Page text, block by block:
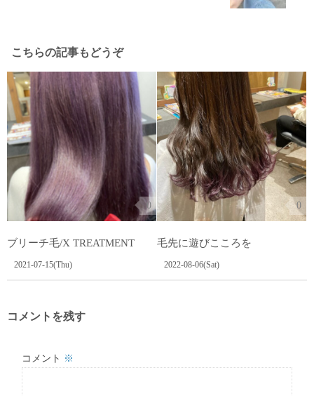
こちらの記事もどうぞ
0
ブリーチ毛/X TREATMENT
2021-07-15(Thu)
0
毛先に遊びこころを️
2022-08-06(Sat)
コメントを残す
コメント ※